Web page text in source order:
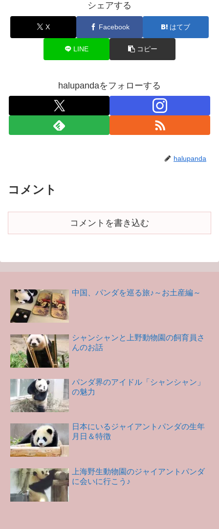
シェアする
X Facebook はてブ
LINE コピー
halupandaをフォローする
halupanda
コメント
コメントを書き込む
中国、パンダを巡る旅♪～お土産編～
シャンシャンと上野動物園の飼育員さ
んのお話
パンダ界のアイドル「シャンシャン」
の魅力
日本にいるジャイアントパンダの生年
月日＆特徴
上海野生動物園のジャイアントパンダ
に会いに行こう♪